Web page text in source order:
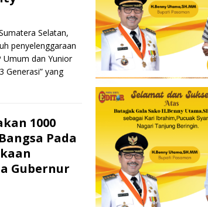
Selatan,
penyelenggaraan
Umum dan Yunior
Generasi” yang
1000
Pada
Gubernur